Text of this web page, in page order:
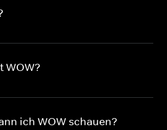
WOW?
ich WOW schauen?